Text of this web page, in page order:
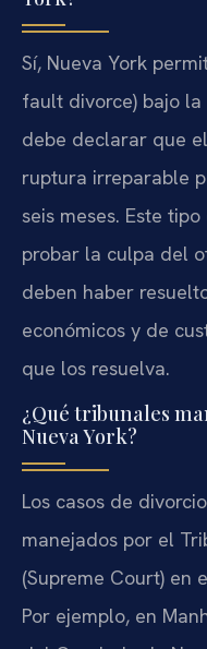
Sí, Nueva York
fault divorce) bajo la
debe declarar que
ruptura irreparable
seis meses. Este
probar la culpa del
deben haber
económicos y de
que los resuelva.
¿Qué tribunales
Nueva York?
Los casos de
manejados por el
(Supreme Court) en
Por ejemplo, en